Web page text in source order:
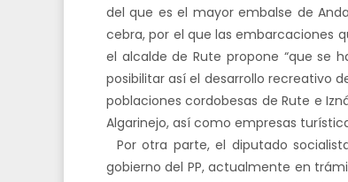
del que es el mayor embalse de
cebra, por el que las embarcaciones
el alcalde de Rute propone “que se
posibilitar así el desarrollo recreativo
poblaciones cordobesas de Rute e
Algarinejo, así como empresas
Por otra parte, el diputado
gobierno del PP, actualmente en